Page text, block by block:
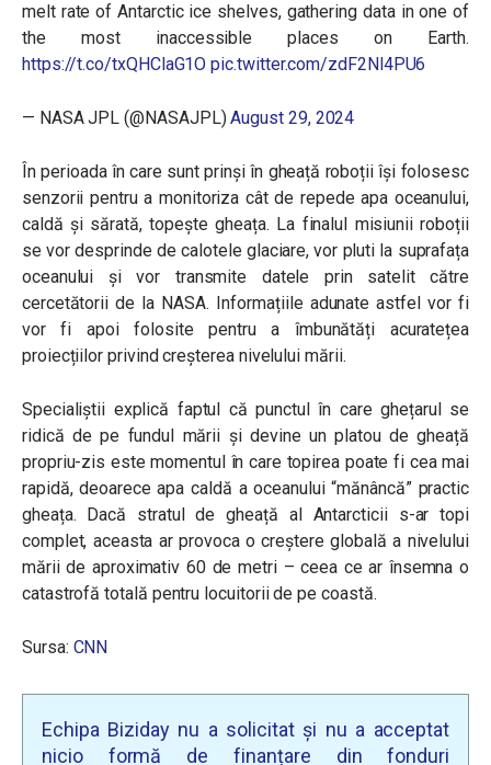
melt rate of Antarctic ice shelves, gathering data in one of
the most inaccessible places on Earth.
https://t.co/txQHClaG1O pic.twitter.com/zdF2Nl4PU6
— NASA JPL (@NASAJPL)August 29, 2024
În perioada în care sunt prinși în gheață roboții își folosesc
senzorii pentru a monitoriza cât de repede apa oceanului,
caldă și sărată, topește gheața. La finalul misiunii roboții
se vor desprinde de calotele glaciare, vor pluti la suprafața
oceanului și vor transmite datele prin satelit către
cercetătorii de la NASA. Informațiile adunate astfel vor fi
vor fi apoi folosite pentru a îmbunătăți acuratețea
proiecțiilor privind creșterea nivelului mării.
Specialiștii explică faptul că punctul în care ghețarul se
ridică de pe fundul mării și devine un platou de gheață
propriu-zis este momentul în care topirea poate fi cea mai
rapidă, deoarece apa caldă a oceanului “mănâncă” practic
gheața. Dacă stratul de gheață al Antarcticii s-ar topi
complet, aceasta ar provoca o creștere globală a nivelului
mării de aproximativ 60 de metri – ceea ce ar însemna o
catastrofă totală pentru locuitorii de pe coastă.
Sursa: CNN
Echipa Biziday nu a solicitat și nu a acceptat
nicio formă de finanțare din fonduri